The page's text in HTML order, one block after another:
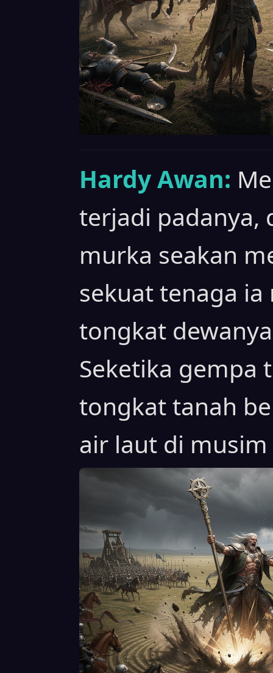
Hardy Awan:
terjadi padanya,
murka seakan
sekuat tenaga
tongkat
Seketika gempa
tongkat tanah
air laut di